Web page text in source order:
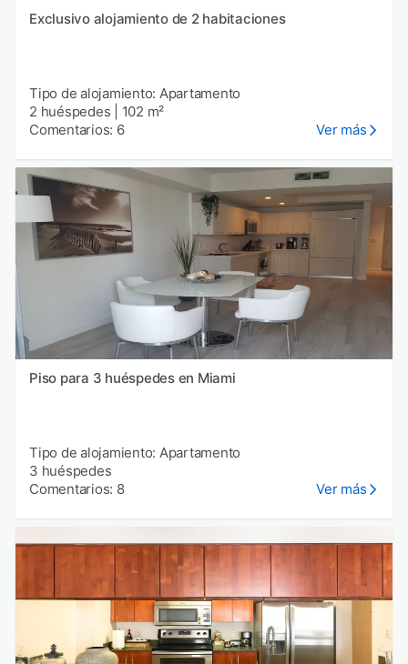
Exclusivo alojamiento de 2 habitaciones
Tipo de alojamiento: Apartamento
2 huéspedes
102 m²
Comentarios: 6
Ver más
Piso para 3 huéspedes en Miami
Tipo de alojamiento: Apartamento
3 huéspedes
Comentarios: 8
Ver más